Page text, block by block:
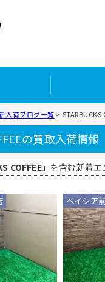
入荷ブログ一覧 >
の買取入荷情報
COFFEE」 を含む新着エ
ベイシア